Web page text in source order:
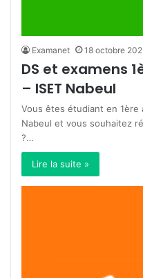
Examanet 18 octobre
DS et examens
– ISET Nabeul
Vous êtes étudiant en 1ère
Nabeul et vous souhaitez
?…
Lire la suite »